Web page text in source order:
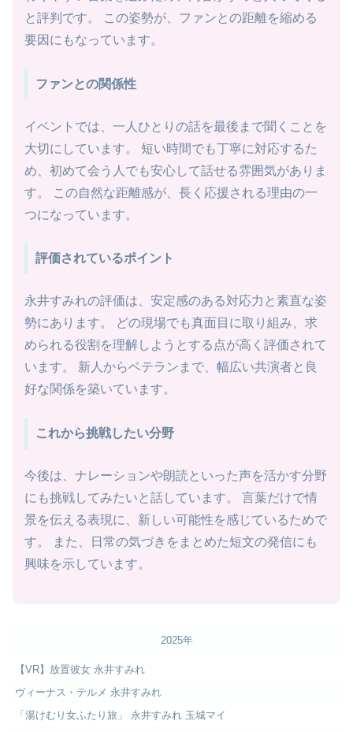
と評判です。 この姿勢が、ファンとの距離を縮める
要因にもなっています。
ファンとの関係性
イベントでは、一人ひとりの話を最後まで聞くことを
大切にしています。 短い時間でも丁寧に対応するた
め、初めて会う人でも安心して話せる雰囲気がありま
す。 この自然な距離感が、長く応援される理由の一
つになっています。
評価されているポイント
永井すみれの評価は、安定感のある対応力と素直な姿
勢にあります。 どの現場でも真面目に取り組み、求
められる役割を理解しようとする点が高く評価されて
います。 新人からベテランまで、幅広い共演者と良
好な関係を築いています。
これから挑戦したい分野
今後は、ナレーションや朗読といった声を活かす分野
にも挑戦してみたいと話しています。 言葉だけで情
景を伝える表現に、新しい可能性を感じているためで
す。 また、日常の気づきをまとめた短文の発信にも
興味を示しています。
2025年
【VR】放置彼女 永井すみれ
ヴィーナス・テルメ 永井すみれ
「湯けむり女ふたり旅」 永井すみれ 玉城マイ